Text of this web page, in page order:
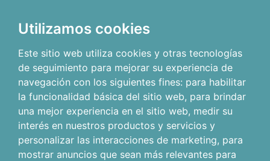
Utilizamos cookies
Este sitio web utiliza cookies y otras tecnologías
de seguimiento para mejorar su experiencia de
navegación con los siguientes fines: para habilitar
la funcionalidad básica del sitio web, para brindar
una mejor experiencia en el sitio web, medir su
interés en nuestros productos y servicios y
personalizar las interacciones de marketing, para
mostrar anuncios que sean más relevantes para